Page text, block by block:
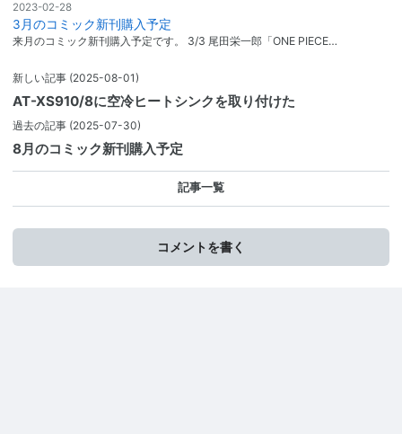
2023-02-28
3月のコミック新刊購入予定
来月のコミック新刊購入予定です。 3/3 尾田栄一郎「ONE PIECE…
新しい記事 (2025-08-01)
AT-XS910/8に空冷ヒートシンクを取り付けた
過去の記事 (2025-07-30)
8月のコミック新刊購入予定
記事一覧
コメントを書く